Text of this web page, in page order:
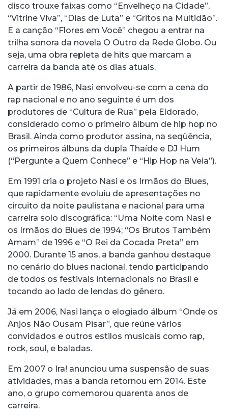
disco trouxe faixas como “Envelheço na Cidade”,
“Vitrine Viva”, “Dias de Luta” e “Gritos na Multidão”.
E a canção “Flores em Você” chegou a entrar na
trilha sonora da novela O Outro da Rede Globo. Ou
seja, uma obra repleta de hits que marcam a
carreira da banda até os dias atuais.
A partir de 1986, Nasi envolveu-se com a cena do
rap nacional e no ano seguinte é um dos
produtores de “Cultura de Rua” pela Eldorado,
considerado como o primeiro álbum de hip hop no
Brasil. Ainda como produtor assina, na seqüência,
os primeiros álbuns da dupla Thaíde e DJ Hum
(“Pergunte a Quem Conhece” e “Hip Hop na Veia”).
Em 1991 cria o projeto Nasi e os Irmãos do Blues,
que rapidamente evoluiu de apresentações no
circuito da noite paulistana e nacional para uma
carreira solo discográfica: “Uma Noite com Nasi e
os Irmãos do Blues de 1994; “Os Brutos Também
Amam” de 1996 e “O Rei da Cocada Preta” em
2000. Durante 15 anos, a banda ganhou destaque
no cenário do blues nacional, tendo participando
de todos os festivais internacionais no Brasil e
tocando ao lado de lendas do gênero.
Já em 2006, Nasi lança o elogiado álbum “Onde os
Anjos Não Ousam Pisar”, que reúne vários
convidados e outros estilos musicais como rap,
rock, soul, e baladas.
Em 2007 o Ira! anunciou uma suspensão de suas
atividades, mas a banda retornou em 2014. Este
ano, o grupo comemorou quarenta anos de
carreira.